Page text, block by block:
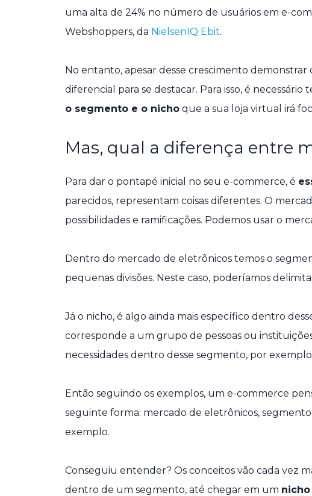
uma alta de 24% no número de usuários em e-
Webshoppers, da NielsenIQ Ebit.
No entanto, apesar desse crescimento
diferencial para se destacar. Para isso, é
o segmento e o nicho que a sua loja virtual irá
Mas, qual a diferença entre
Para dar o pontapé inicial no seu e-commerce, é
parecidos, representam coisas diferentes. O
possibilidades e ramificações. Podemos usar o
Dentro do mercado de eletrônicos temos o
pequenas divisões. Neste caso, poderíamos
Já o nicho, é algo ainda mais específico dentro
corresponde a um grupo de pessoas ou
necessidades dentro desse segmento, por
Então seguindo os exemplos, um e-commerce
seguinte forma: mercado de eletrônicos,
exemplo.
Conseguiu entender? Os conceitos vão cada vez
dentro de um segmento, até chegar em um